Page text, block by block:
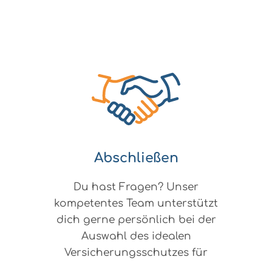
Abschließen
Du hast Fragen? Unser
kompetentes Team unterstützt
dich gerne persönlich bei der
Auswahl des idealen
Versicherungsschutzes für